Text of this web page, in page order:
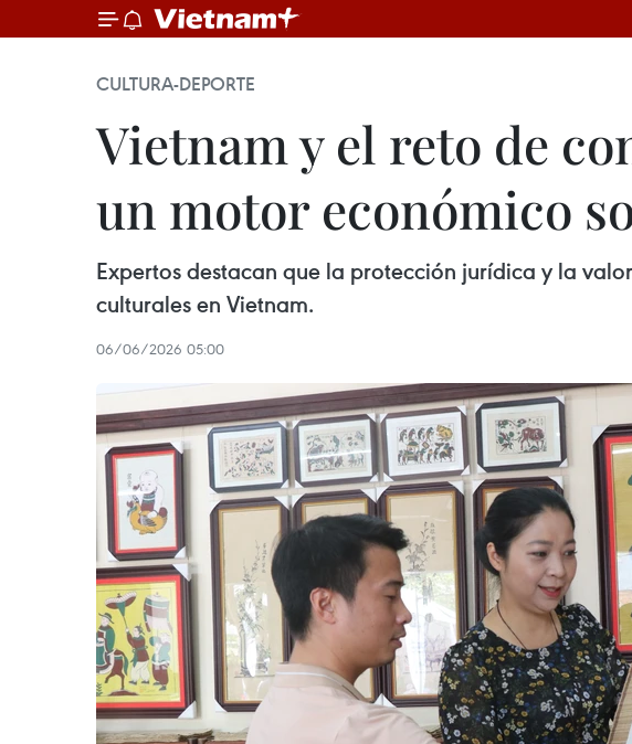
CULTURA-DEPORTE
Vietnam y el reto de
un motor económico
Expertos destacan que la protección jurídica y la
culturales en Vietnam.
06/06/2026 05:00